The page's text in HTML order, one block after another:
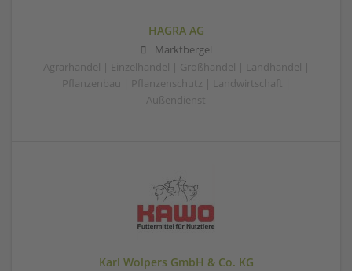
HAGRA AG
Marktbergel
Agrarhandel | Einzelhandel | Großhandel | Landhandel |
Pflanzenbau | Pflanzenschutz | Landwirtschaft |
Außendienst
Karl Wolpers GmbH & Co. KG